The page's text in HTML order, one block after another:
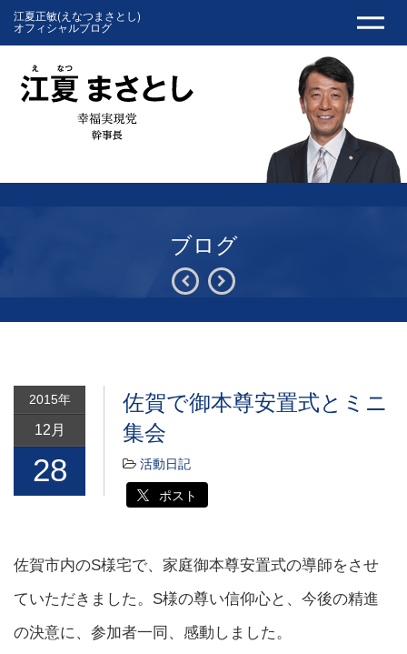
江夏正敏(えなつまさとし)
オフィシャルブログ
ブログ
2015年
12月
28
佐賀で御本尊安置式とミニ
集会
活動日記
ポスト
佐賀市内のS様宅で、家庭御本尊安置式の導師をさせ
ていただきました。S様の尊い信仰心と、今後の精進
の決意に、参加者一同、感動しました。